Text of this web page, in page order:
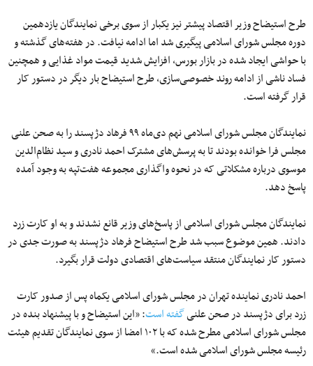
طرح استیضاح وزیر اقتصاد پیشتر نیز یکبار از سوی برخی نمایندگان یازدهمین
دوره مجلس شورای اسلامی پیگیری شد اما ادامه نیافت. در هفته‌های گذشته و
با حواشی ایجاد شده در بازار بورس، افزایش شدید قیمت مواد غذایی و همچنین
فساد ناشی از ادامه روند خصوصی‌سازی، طرح استیضاح بار دیگر در دستور کار
قرار گرفته است.
نمایندگان مجلس شورای اسلامی نهم دی‌ماه ۹۹ فرهاد دژپسند را به صحن علنی
مجلس فرا خوانده بودند تا به پرسش‌های مشترک احمد نادری و سید نظام‌الدین
موسوی درباره مشکلاتی که در نحوه واگذاری مجموعه هفت‌تپه به وجود آمده
پاسخ دهد.
نمایندگان مجلس شورای اسلامی از پاسخ‌های وزیر قانع نشدند و به او کارت زرد
دادند. همین موضوع سبب شد طرح استیضاح فرهاد دژپسند به صورت جدی در
دستور کار نمایندگان منتقد سیاست‌های اقتصادی دولت قرار بگیرد.
احمد نادری نماینده تهران در مجلس شورای اسلامی یکماه پس از صدور کارت
زرد برای دژپسند در صحن علنیگفته است: «این استیضاح و با پیشنهاد بنده در
مجلس شورای اسلامی مطرح شده که با ۱۰۲ امضا از سوی نمایندگان تقدیم هیئت
رئیسه مجلس شورای اسلامی شده است.»